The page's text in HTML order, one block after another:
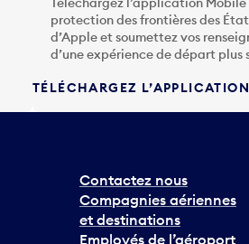
protection des frontières des
d’Apple et soumettez vos
d’une expérience de départ plus
TÉLÉCHARGEZ L’APPLICATION
Contactez nous
Compagnies aériennes
et destinations
Employés de l’aéroport